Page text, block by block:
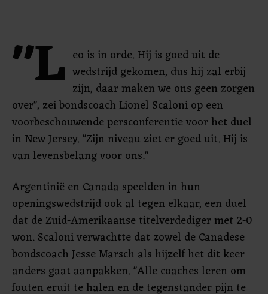
"L eo is in orde. Hij is goed uit de
wedstrijd gekomen, dus hij zal erbij
zijn, daar maken we ons geen zorgen
over", zei bondscoach Lionel Scaloni op een
voorbeschouwende persconferentie voor het duel
in New Jersey. "Zijn niveau ziet er goed uit. Hij is
van levensbelang voor ons."
Argentinië en Canada speelden in hun
openingswedstrijd ook al tegen elkaar, een duel
dat de Zuid-Amerikaanse titelverdediger met 2-0
won. Scaloni verwachtte dat zowel de Canadese
bondscoach Jesse Marsch als hijzelf het dit keer
anders gaat aanpakken. "Alle coaches leren om
fouten eruit te halen en de tegenstander pijn te